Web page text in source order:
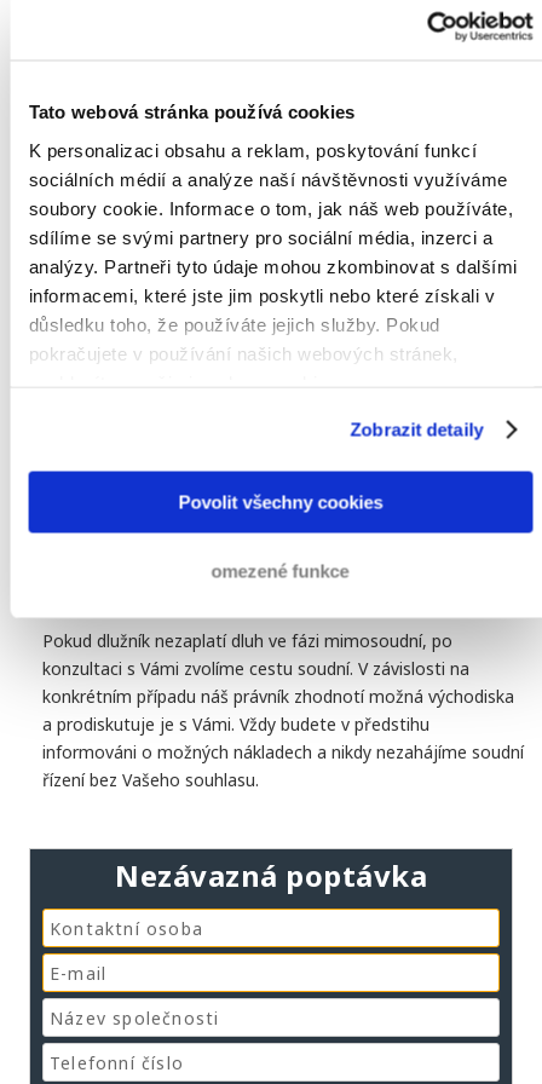
Tato webová stránka používá cookies
K personalizaci obsahu a reklam, poskytování funkcí
sociálních médií a analýze naší návštěvnosti využíváme
soubory cookie. Informace o tom, jak náš web používáte,
sdílíme se svými partnery pro sociální média, inzerci a
analýzy. Partneři tyto údaje mohou zkombinovat s dalšími
informacemi, které jste jim poskytli nebo které získali v
důsledku toho, že používáte jejich služby. Pokud
pokračujete v používání našich webových stránek,
Zobrazit detaily
Povolit všechny cookies
omezené funkce
Obecně můžeme proces vymáhání pohledávky rozdělit na dvě
je účast soudu nevyhnutelná. Jako právní kancelář Vám můžeme
pomoci v obou výše uvedených etapách. Většina pohledávek je
uspokojena již ve fázi mimosoudní.
1. Mimosoudní inkaso
V zásadě zahajujeme proces vymáhání pohledávky vždy
nejdříve mimosoudní cestou. Upomeneme dlužníka a
vyzveme jej k uhrazení pohledávky. Vždy se pokusíme nalézt
zastoupen lokálním právníkem. Ten mluví stejným jazykem
soudní proceduru. Právě tento moment je často motivační a
vede k uhrazení dluhu.
Pokud dlužník nezaplatí dluh ve fázi mimosoudní, po
konzultaci s Vámi zvolíme cestu soudní. V závislosti na
konkrétním případu náš právník zhodnotí možná východiska
a prodiskutuje je s Vámi. Vždy budete v předstihu
informováni o možných nákladech a nikdy nezahájíme soudní
řízení bez Vašeho souhlasu.
Nezávazná poptávka